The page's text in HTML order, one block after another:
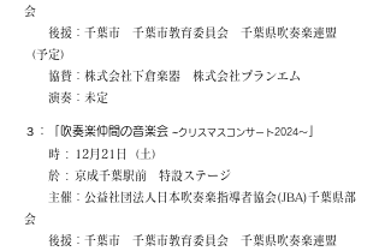
会
後援：千葉市 千葉市教育委員会 千葉県吹奏楽連盟
（予定）
協賛：株式会社下倉楽器 株式会社プランエム
​ 演奏：未定
３： 「吹奏楽仲間の音楽会 ~クリスマスコンサート2024～
時 : 12月21日（土）
於 : 京成千葉駅前 特設ステージ
主催：公益社団法人日本吹奏楽指導者協会(JBA)千葉県部
会
後援：千葉市 千葉市教育委員会 千葉県吹奏楽連盟